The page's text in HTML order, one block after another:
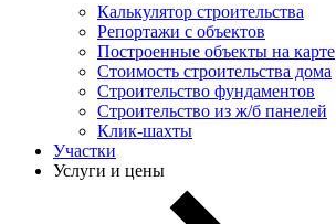
Калькулятор строительства
Репортажи с объектов
Построенные объекты на карте
Стоимость строительства дома
Строительство фундаментов
Строительство из ж/б панелей
Клик-шахты
Участки
Услуги и цены